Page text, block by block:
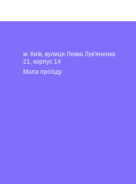
м. Київ, вулиця Левка Лук'яненка
21, корпус 14
Мапа проїзду